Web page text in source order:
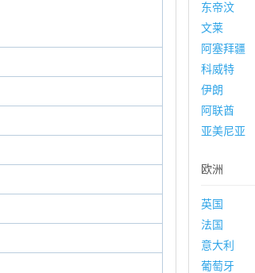
东帝汶
文莱
阿塞拜疆
科威特
伊朗
阿联酋
亚美尼亚
欧洲
英国
法国
意大利
葡萄牙